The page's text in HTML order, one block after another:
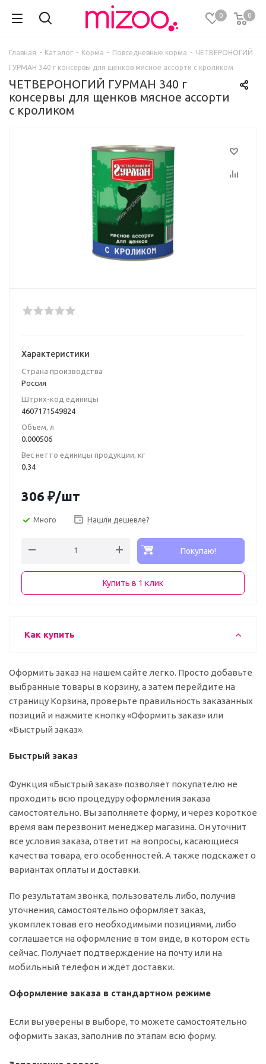
0 0
Главная - Каталог - Корма - Повседневные корма - ЧЕТВЕРОНОГИЙ
ГУРМАН 340 г консервы для щенков мясное ассорти с кроликом
ЧЕТВЕРОНОГИЙ ГУРМАН 340 г
консервы для щенков мясное ассорти
с кроликом
Характеристики
Страна производства
Poccия
Штрих-код единицы
4607171549824
Объем, л
0.000506
Вес нетто единицы продукции, кг
0.34
306 ₽/шт
Много Нашли дешевле?
Покупаю!
Купить в 1 клик
Как купить
Оформить заказ на нашем сайте легко. Просто добавьте
выбранные товары в корзину, а затем перейдите на
страницу Корзина, проверьте правильность заказанных
позиций и нажмите кнопку «Оформить заказ» или
«Быстрый заказ».
Быстрый заказ
Функция «Быстрый заказ» позволяет покупателю не
проходить всю процедуру оформления заказа
самостоятельно. Вы заполняете форму, и через короткое
время вам перезвонит менеджер магазина. Он уточнит
все условия заказа, ответит на вопросы, касающиеся
качества товара, его особенностей. А также подскажет о
вариантах оплаты и доставки.
По результатам звонка, пользователь либо, получив
уточнения, самостоятельно оформляет заказ,
укомплектовав его необходимыми позициями, либо
соглашается на оформление в том виде, в котором есть
сейчас. Получает подтверждение на почту или на
мобильный телефон и ждёт доставки.
Оформление заказа в стандартном режиме
Если вы уверены в выборе, то можете самостоятельно
оформить заказ, заполнив по этапам всю форму.